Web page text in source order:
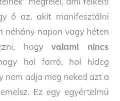
ő az, akit manifesztálni
néhány napon vagy héten
hogyvalami nincs
hol forró, hol hideg
nem adja meg neked azt a
Ez egy egyértelmű